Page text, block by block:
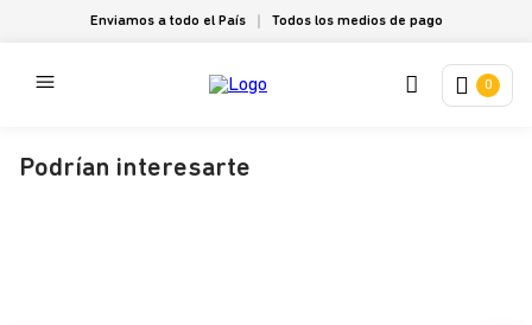
Enviamos a todo el País Todos los medios de pago
0
Podrían interesarte